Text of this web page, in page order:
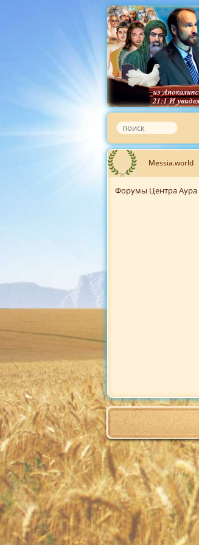
Messia.world
Форумы Центра Аура